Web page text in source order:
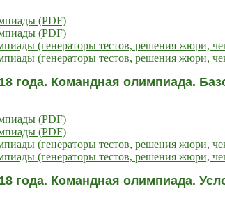
(PDF)
(PDF)
(генераторы тестов, решения жюри,
(генераторы тестов, решения жюри,
года. Командная олимпиада.
(PDF)
(PDF)
(генераторы тестов, решения жюри,
(генераторы тестов, решения жюри,
года. Командная олимпиада.